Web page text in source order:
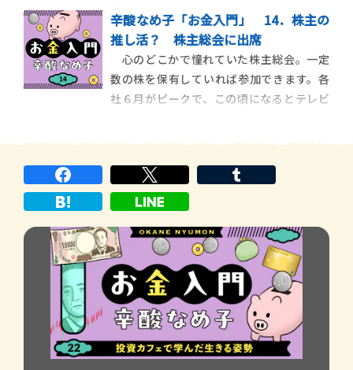
ンプ大統領になってますます米国経済は発展
すると言われていたのですが、今は「トラ
ンプ不況」という言葉も生まれています。
米国株が多く含まれている投資信託をいく
つか所有してい
辛酸なめ子「お金入門」 14．株主の
推し活？ 株主総会に出席
心のどこかで憧れていた株主総会。一定
数の株を保有していれば参加できます。各
社６月がピークで、この頃になるとテレビ
かけることがあり、緊張感漂う現場だと拝
察していました。例えば2025年は、経営再